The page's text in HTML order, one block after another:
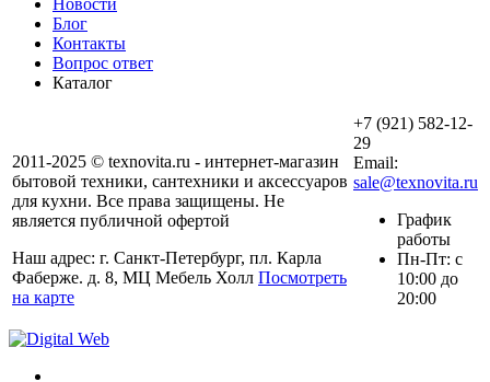
Новости
Блог
Контакты
Вопрос ответ
Каталог
2011-2025 © texnovita.ru - интернет-магазин
бытовой техники, сантехники и аксессуаров
для кухни. Все права защищены. Не
является публичной офертой
Наш адрес: г. Санкт-Петербург, пл. Карла
Фаберже. д. 8, МЦ Мебель Холл Посмотреть
на карте
+7 (921) 582-12-
29
Email:
sale@texnovita.ru
График
работы
Пн-Пт: с
10:00 до
20:00